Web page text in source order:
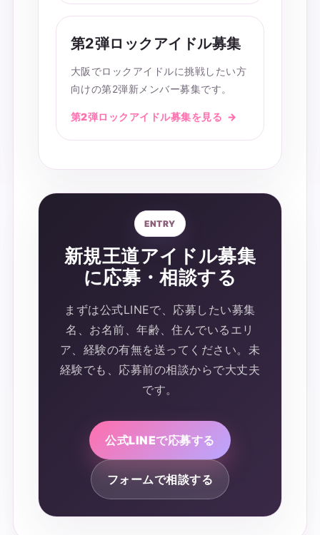
第2弾ロックアイドル募集
大阪でロックアイドルに挑戦したい方
向けの第2弾新メンバー募集です。
第2弾ロックアイドル募集を見る
ENTRY
新規王道アイドル募集
に応募・相談する
まずは公式LINEで、応募したい募集
名、お名前、年齢、住んでいるエリ
ア、経験の有無を送ってください。未
経験でも、応募前の相談からで大丈夫
です。
公式LINEで応募する
フォームで相談する